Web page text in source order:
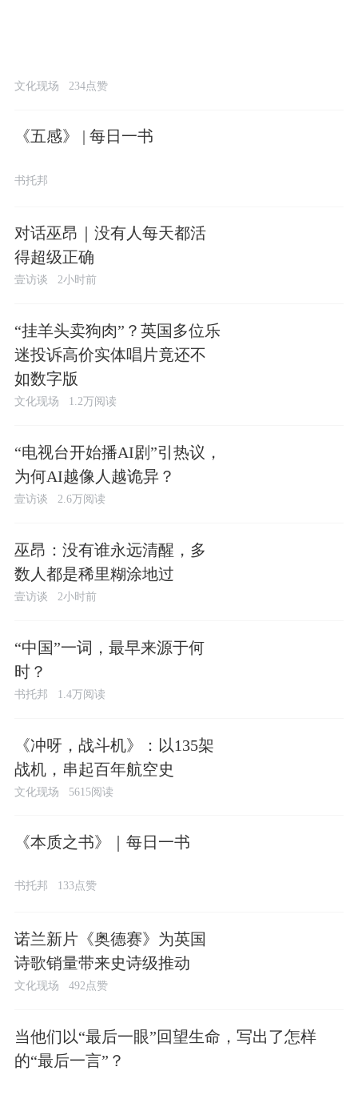
文化现场 234点赞
《五感》 | 每日一书
书托邦
对话巫昂｜没有人每天都活
得超级正确
壹访谈 2小时前
“挂羊头卖狗肉”？英国多位乐
迷投诉高价实体唱片竟还不
如数字版
文化现场 1.2万阅读
“电视台开始播AI剧”引热议，
为何AI越像人越诡异？
壹访谈 2.6万阅读
巫昂：没有谁永远清醒，多
数人都是稀里糊涂地过
壹访谈 2小时前
“中国”一词，最早来源于何
时？
书托邦 1.4万阅读
《冲呀，战斗机》：以135架
战机，串起百年航空史
文化现场 5615阅读
《本质之书》｜每日一书
书托邦 133点赞
诺兰新片《奥德赛》为英国
诗歌销量带来史诗级推动
文化现场 492点赞
当他们以“最后一眼”回望生命，写出了怎样
的“最后一言”？